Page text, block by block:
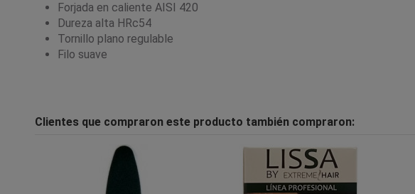
Forjada en caliente AISI 420
Dureza alta HRc54
Tornillo plano regulable
Filo suave
Clientes que compraron este producto también compraron: